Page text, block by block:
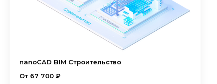
nanoCAD BIM Строительство
От 67 700 ₽